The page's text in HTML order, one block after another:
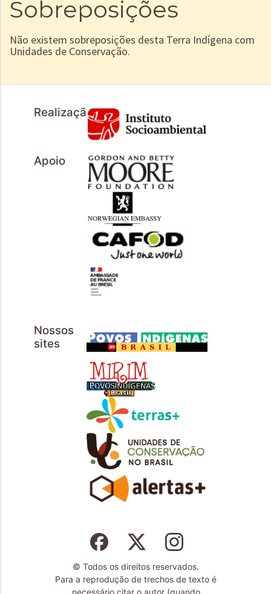
Sobreposições
Não existem sobreposições desta Terra Indígena com
Unidades de Conservação.